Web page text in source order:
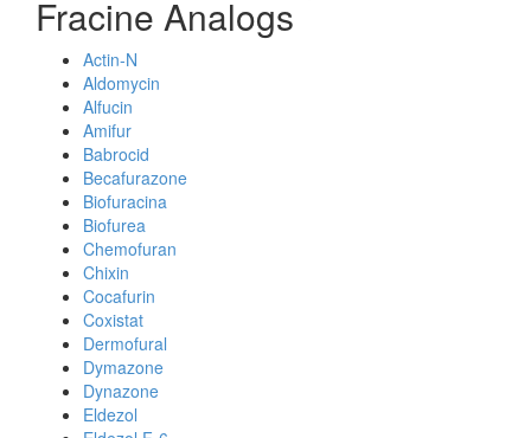
Fracine Analogs
Actin-N
Aldomycin
Alfucin
Amifur
Babrocid
Becafurazone
Biofuracina
Biofurea
Chemofuran
Chixin
Cocafurin
Coxistat
Dermofural
Dymazone
Dynazone
Eldezol